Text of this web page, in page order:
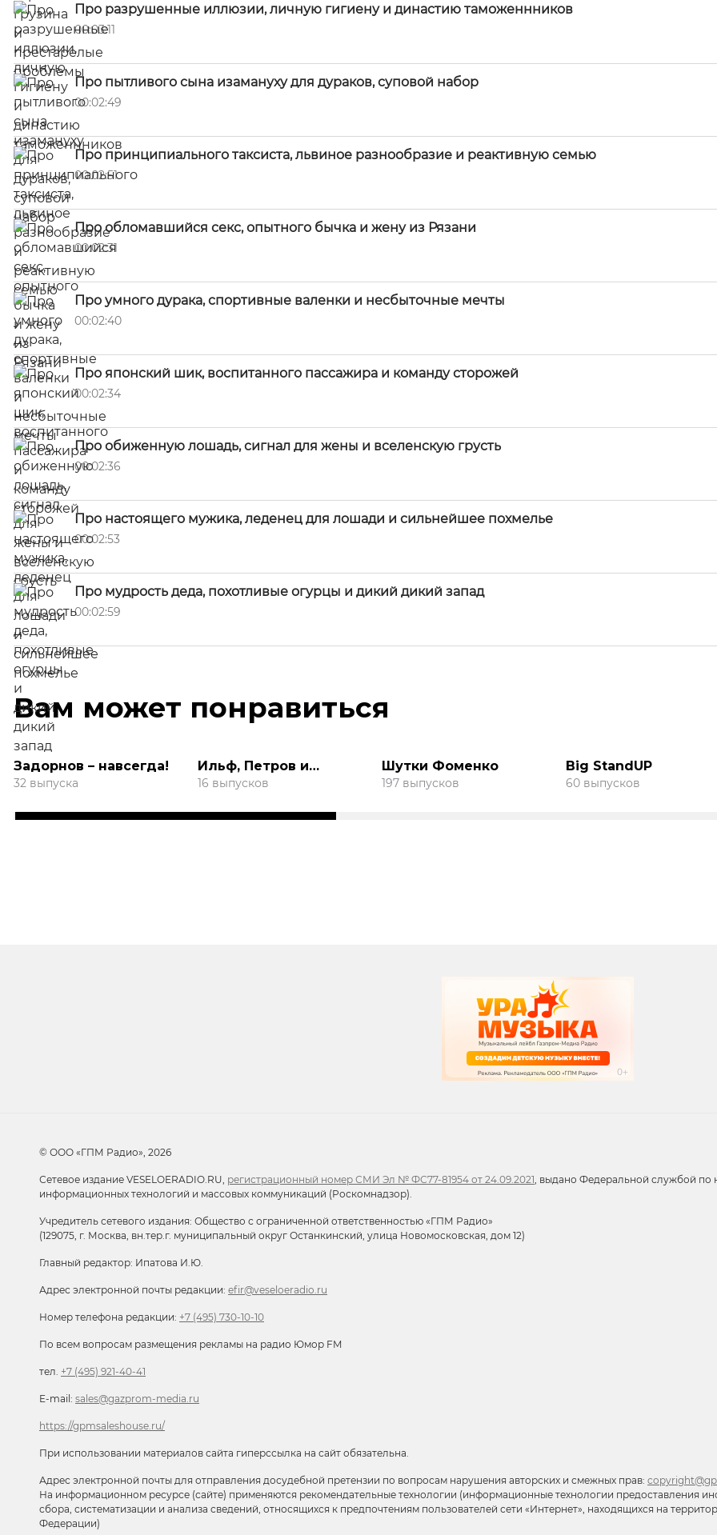
Про разрушенные иллюзии, личную гигиену и династию таможеннников
00:03:11
Про пытливого сына изамануху для дураков, суповой набор
00:02:49
Про принципиального таксиста, львиное разнообразие и реактивную семью
00:02:51
Про обломавшийся секс, опытного бычка и жену из Рязани
00:02:31
Про умного дурака, спортивные валенки и несбыточные мечты
00:02:40
Про японский шик, воспитанного пассажира и команду сторожей
00:02:34
Про обиженную лошадь, сигнал для жены и вселенскую грусть
00:02:36
Про настоящего мужика, леденец для лошади и сильнейшее похмелье
00:02:53
Про мудрость деда, похотливые огурцы и дикий дикий запад
00:02:59
Вам может понравиться
Задорнов – навсегда!
32 выпуска
Ильф, Петров и
Бурунов! 12 стульев и
Золотой Теленок
16 выпусков
Шутки Фоменко
197 выпусков
Big StandUP
60 выпусков
© ООО «ГПМ Радио», 2026
Сетевое издание VESELOERADIO.RU, регистрационный номер СМИ Эл № ФС77-81954 от 24.09.2021, выдано Федеральной службой по
информационных технологий и массовых коммуникаций (Роскомнадзор).
Учредитель сетевого издания: Общество с ограниченной ответственностью «ГПМ Радио»
(129075, г. Москва, вн.тер.г. муниципальный округ Останкинский, улица Новомосковская, дом 12)
Главный редактор: Ипатова И.Ю.
Адрес электронной почты редакции: efir@veseloeradio.ru
Номер телефона редакции: +7 (495) 730-10-10
По всем вопросам размещения рекламы на радио Юмор FM
тел. +7 (495) 921-40-41
E-mail: sales@gazprom-media.ru
https://gpmsaleshouse.ru/
При использовании материалов сайта гиперссылка на сайт обязательна.
Адрес электронной почты для отправления досудебной претензии по вопросам нарушения авторских и смежных прав:
На информационном ресурсе (сайте) применяются рекомендательные технологии (информационные технологии предоставления
сбора, систематизации и анализа сведений, относящихся к предпочтениям пользователей сети «Интернет», находящихся на
Федерации)